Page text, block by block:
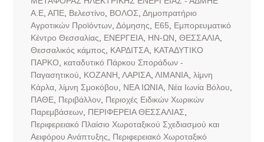
Α.Ε, ΑΠΕ, Βελεστίνο ΒΟΛΟΣ Δημοπρατήριο
Αγροτικών Προϊόντων, Δόμησης Ε65
Εμπορευματικό
Κέντρο Θεσσαλίας
ΕΝΕΡΓΕΙΑ, ΗΝ-ΩΝ ΘΕΣΣΑΛΙΑ,
Θεσσαλικός κάμπος
ΚΑΡΔΙΤΣΑ, ΚΑΤΑΔΥΤΙΚΟ
ΠΑΡΚΟ
καταδυτικό Πάρκου Σποράδων -
Παγασητικού
ΚΟΖΑΝΗ ΛΑΡΙΣΑ, ΛΙΜΑΝΙΑ, λίμνη
Κάρλα, λίμνη Σμοκόβου ΝΕΑ ΙΩΝΙΑ, Νέα Ιωνία Βόλου
ΠΑΘΕ, Περιβάλλον, Περιοχές Ειδικών Χωρικών
Παρεμβάσεων, ΠΕΡΙΦΕΡΕΙΑ ΘΕΣΣΑΛΙΑΣ
Περιφερειακό Πλαίσιο Χωροταξικού Σχεδιασμού και
Αειφόρου Ανάπτυξης
Περιφερειακό Χωροταξικό